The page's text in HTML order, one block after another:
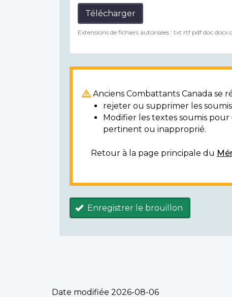
Télécharger
Extensions de fichiers autorisées : txt rtf pdf doc docx
Anciens Combattants Canada se
rejeter ou supprimer les
Modifier les textes soumis
pertinent ou inapproprié.
Retour à la page principale du
Enregistrer le brouillon
Date modifiée 2026-08-06